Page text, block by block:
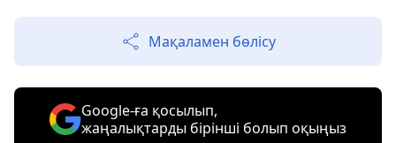
Мақаламен бөлісу
Google-ға қосылып,
жаңалықтарды бірінші болып оқыңыз